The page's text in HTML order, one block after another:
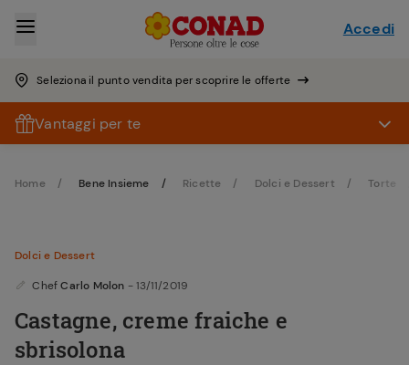
Seleziona il punto vendita per scoprire le offerte
Accedi
Vantaggi per te
Home Bene Insieme Ricette Dolci e Dessert Torte
Dolci e Dessert
Chef Carlo Molon - 13/11/2019
Castagne, creme fraiche e
sbrisolona